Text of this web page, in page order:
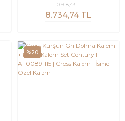
8.734,74 TL
10.918,43 TL
%20